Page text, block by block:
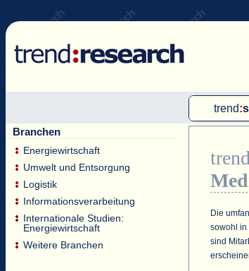
trend:
Single-
Internationale
Branchen
Energiewirtschaft
Umwelt und Entsorgung
Logistik
Informationsverarbeitung
Internationale Studien:
Energiewirtschaft
Weitere Branchen
trend
Die
sowohl in
sind